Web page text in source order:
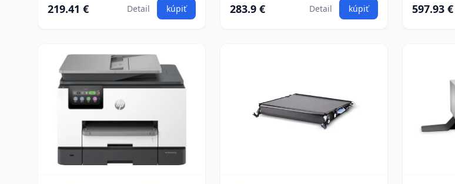
219.41 € Detail kúpiť 283.9 € Detail kúpiť 597.93 €